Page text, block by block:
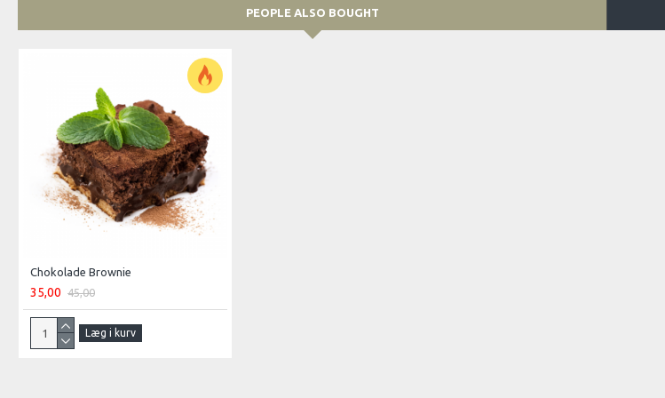
PEOPLE ALSO BOUGHT
Chokolade Brownie
35,00 45,00
Læg i kurv